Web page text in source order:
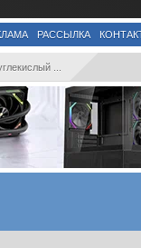
РАССЫЛКА
...